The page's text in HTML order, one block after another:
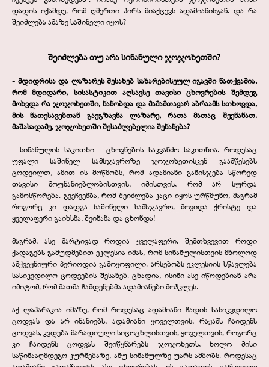
დადის იქამდე, რომ ღმერთი პირს მიაქცევს ადამიანისგან. და რა
შეიძლება ამაზე საშინელი იყოს?
შეიძლება თუ არა სინანული ჯოჯოხეთში?
- მდიდრისა და ლაზარეს შესახებ სახარებისეულ იგავში ნათქვამია,
რომ მდიდარი, სისასტიკით აღსავსე თავისი ცხოვრების შემდეგ
მოხვდა რა ჯოჯოხეთში, ნანობდა და მამამთავარ აბრაამს სთხოვდა,
მის ნათესავებთან გაეგზავნა ლაზარე, რათა მათაც შეენანათ.
მაშასადამე, ჯოჯოხეთში შესაძლებელია შენანება?
- სინანულის საკითხი - ცხოვნების საკვანძო საკითხია. როდესაც
უფალი საშინელ სამსჯავროზე ჯოჯოხეთისკენ გაამწესებს
ცოდვილთ, ამით ის მოწმობს, რომ ადამიანი განისჯება სწორედ
თავისი მოუნანიებლობისთვის, იმისთვის, რომ არ სურდა
გამოსწორება. გვეჩვენბა, რომ შეიძლება კაცი იყოს ურწმუნო, მაგრამ
როგორც კი დადგა საშინელი სამსჯავრო, მოვიდა ქრისტე და
ყველაფერი გაიხსნა, შეინანა და ცხონდა!
მაგრამ, ასე მარტივად როდია ყველაფერი. შემთხვევით როდი
ქადაგებს გამუდმებით ეკლესია იმას, რომ სინანულისთვის მხოლოდ
ამქვეყნიური პერიოდია გამოყოფილი. არსებობს ეკლესიის სწავლება
სასიკვდილო ცოდვების შესახებ. ცხადია, ისინი ასე იწოდებიან არა
იმიტომ, რომ მათმა ჩამდენებმა ადამიანები მოჰკლეს.
აქ ლაპარაკია იმაზე, რომ როდესაც ადამიანი ჩადის სასიკვდილო
ცოდვას და არ ინანიებს, ადამიანი ყოველთვის, რაჟამს ჩაიდენს
ცოდვას, კვდება მარადიული სიცოცხლისთვის, ყოველთვის, როგორც
კი ჩაიდენს ცოდვას შეიწყნარებს ჯოჯოხეთს, ხოლო მისი
საწინააღმდეგო კურნებაზე, ანუ სინანულზე უარს ამბობს. როდესაც